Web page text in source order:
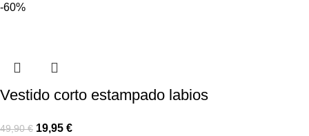
-60%
Vestido corto estampado labios
49,90€ 19,95 €